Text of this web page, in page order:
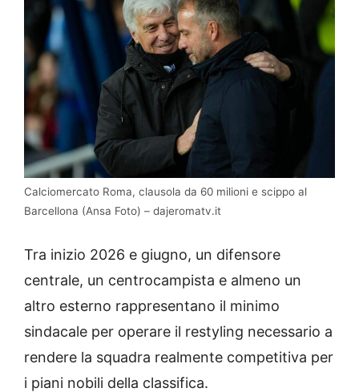
Calciomercato Roma, clausola da 60 milioni e scippo al
Barcellona (Ansa Foto) – dajeromatv.it
Tra inizio 2026 e giugno, un difensore
centrale, un centrocampista e almeno un
altro esterno rappresentano il minimo
sindacale per operare il restyling necessario a
rendere la squadra realmente competitiva per
i piani nobili della classifica.